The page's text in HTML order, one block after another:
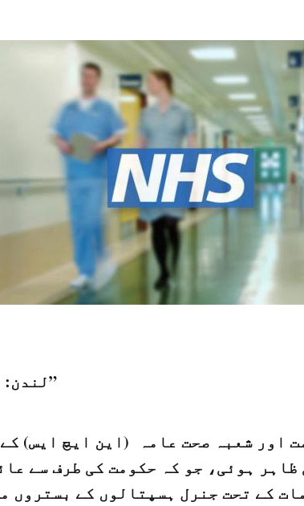
لندن: "الشرق الاوسط”
اور شعبہ صحت عامہ (این ایچ ایس)
ظاہر ہوئی، جو کہ حکومت کی طرف سے
کے تحت جنرل ہسپتالوں کے بستروں